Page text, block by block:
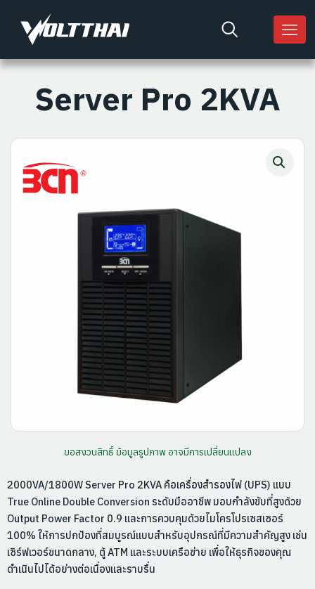
Server Pro 2KVA
ขอสงวนสิทธิ์ ข้อมูลรูปภาพ อาจมีการเปลี่ยนแปลง
2000VA/1800W Server Pro 2KVA คือเครื่องสำรองไฟ (UPS) แบบ
True Online Double Conversion ระดับมืออาชีพ มอบกำลังขับที่สูงด้วย
Output Power Factor 0.9 และการควบคุมด้วยไมโครโปรเซสเซอร์
100% ให้การปกป้องที่สมบูรณ์แบบสำหรับอุปกรณ์ที่มีความสำคัญสูง เช่น
เซิร์ฟเวอร์ขนาดกลาง, ตู้ ATM และระบบเครือข่าย เพื่อให้ธุรกิจของคุณ
ดำเนินไปได้อย่างต่อเนื่องและราบรื่น